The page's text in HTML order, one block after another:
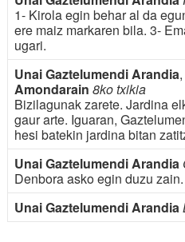
1- Kirola egin behar al da
ere maiz markaren bila. 3-
ugari.
Unai Gaztelumendi Arandia,
Amondarain 8ko txikia
Bizilagunak zarete. Jardina
gaur arte. Iguaran,
hesi batekin jardina bitan
Unai Gaztelumendi Arandia
Denbora asko egin duzu
Unai Gaztelumendi Arandia